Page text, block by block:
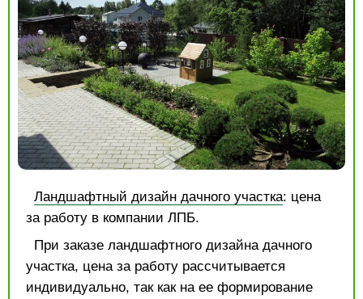
Ландшафтный дизайн дачного участка: цена
за работу в компании ЛПБ.
При заказе ландшафтного дизайна дачного
участка, цена за работу рассчитывается
индивидуально, так как на ее формирование